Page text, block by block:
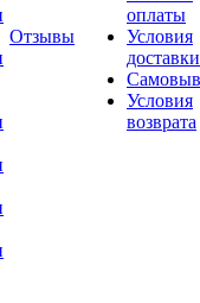
Отзывы
оплаты
Условия
доставки
Условия
возврата